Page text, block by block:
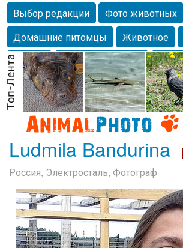
Выбор редакции Фото животных
Домашние питомцы
Животное
Собаки
Alexanderandronik
Морда
Собачка Осень
Насекомое
Коты Lebert
Ludmila Bandurina
Россия, Электросталь, Фотограф